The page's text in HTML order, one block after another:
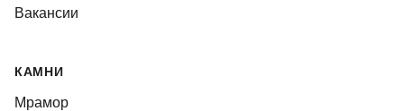
Вакансии
КАМНИ
Мрамор